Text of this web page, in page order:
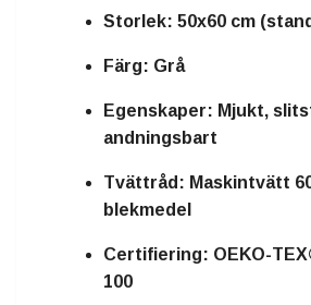
Storlek: 50x60 cm
Färg: Grå
Egenskaper: Mjukt,
andningsbart
Tvättråd: Maskintvätt
blekmedel
Certifiering: OEKO-
100